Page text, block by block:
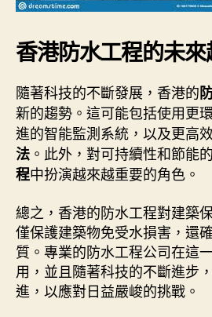
香港防水工程的未來
隨著科技的不斷發展，香港的
新的趨勢。這可能包括使用更
進的智能監測系統，以及更高
法 。此外，對可持續性和節能
程中扮演越來越重要的角色。
總之，香港的防水工程對建築
僅保護建築物免受水損害，還
質。專業的防水工程公司在這
用，並且隨著科技的不斷進步
進，以應對日益嚴峻的挑戰。